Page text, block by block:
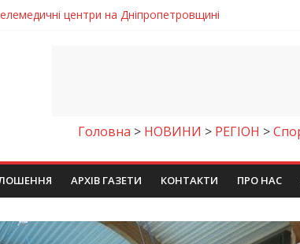
центри на Дніпропетровщині
досліджують місце розташування
шанс на власне житло
важлива правильна комунікація
Головна > НОВИНИ > РЕГІОН >
АРХІВ ГАЗЕТИ КОНТАКТИ ПРО НАС